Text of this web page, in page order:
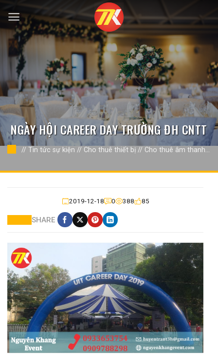
qua
nội
dung
NGÀY HỘI CAREER DAY TRƯỜNG ĐH CNTT
// Tin tức sự kiện // Cho thuê thiết bị // Cho thuê âm thanh
2019-12-18 0 388 85
SHARE